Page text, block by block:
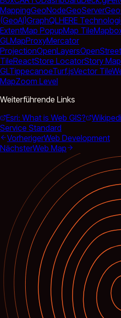
MappingGeoNodeGeoServer
(GeoAI)GraphQLHERE
ExtentMap PopupMap Tile
GLMapProxyMercator
ProjectionOpenLayers
TileReactStore LocatorStory Map
GLTippecanoeTurf.jsVector Tile
MapZoom Level
Weiterführende Links
Esri: What is Web GIS?
Service Standard
VorherigerWeb Development
NächsterWeb Map